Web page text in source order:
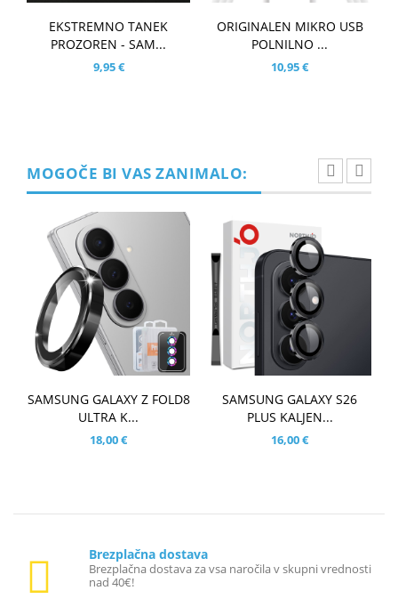
EKSTREMNO TANEK
PROZOREN - SAM...
9,95 €
ORIGINALEN MIKRO USB
POLNILNO ...
10,95 €
MOGOČE BI VAS ZANIMALO:
SAMSUNG GALAXY Z FOLD8
ULTRA K...
18,00 €
SAMSUNG GALAXY S26
PLUS KALJEN...
16,00 €
Brezplačna dostava
Brezplačna dostava za vsa naročila v skupni vrednosti
nad 40€!